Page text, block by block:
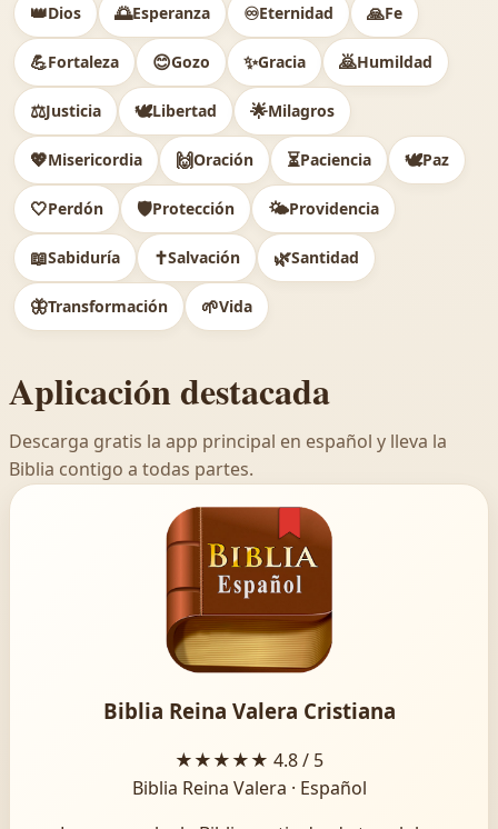
👑Dios 🌅Esperanza ♾️Eternidad 🙏Fe
💪Fortaleza 😊Gozo ✨Gracia 🙇Humildad
⚖️Justicia 🕊Libertad 🌟Milagros
💖Misericordia 🙌Oración ⏳Paciencia 🕊️Paz
🤍Perdón 🛡️Protección 🌤️Providencia
📖Sabiduría ✝️Salvación 🌿Santidad
🦋Transformación 🌱Vida
Aplicación destacada
Descarga gratis la app principal en español y lleva la
Biblia contigo a todas partes.
Biblia Reina Valera Cristiana
★★★★★ 4.8 / 5
Biblia Reina Valera · Español